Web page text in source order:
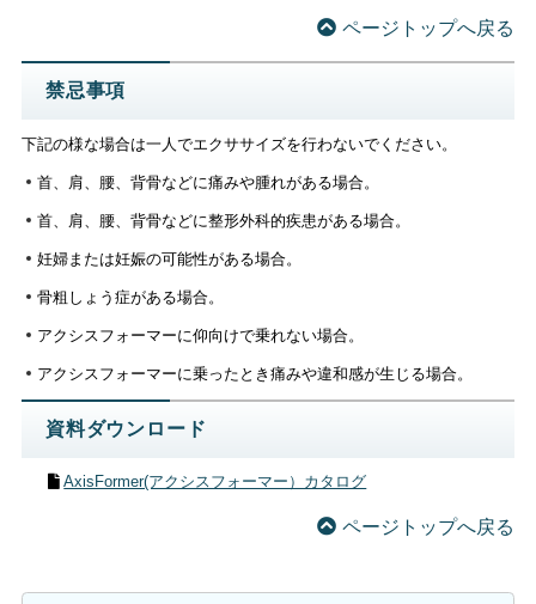
ページトップへ戻る
禁忌事項
下記の様な場合は一人でエクササイズを行わないでください。
首、肩、腰、背骨などに痛みや腫れがある場合。
首、肩、腰、背骨などに整形外科的疾患がある場合。
妊婦または妊娠の可能性がある場合。
骨粗しょう症がある場合。
アクシスフォーマーに仰向けで乗れない場合。
アクシスフォーマーに乗ったとき痛みや違和感が生じる場合。
資料ダウンロード
AxisFormer(アクシスフォーマー）カタログ
ページトップへ戻る